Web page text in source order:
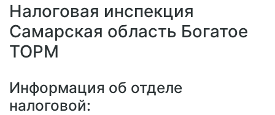
Налоговая инспекция
Самарская область Богатое
ТОРМ
Информация об отделе
налоговой: